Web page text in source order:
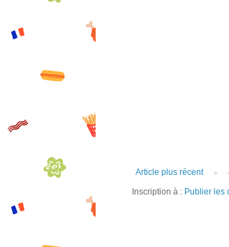
Article plus récent
Inscription à : Publier les